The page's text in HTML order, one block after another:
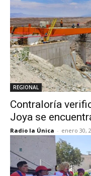
REGIONAL
Contraloría
Joya se
Radio la Única - enero 30,